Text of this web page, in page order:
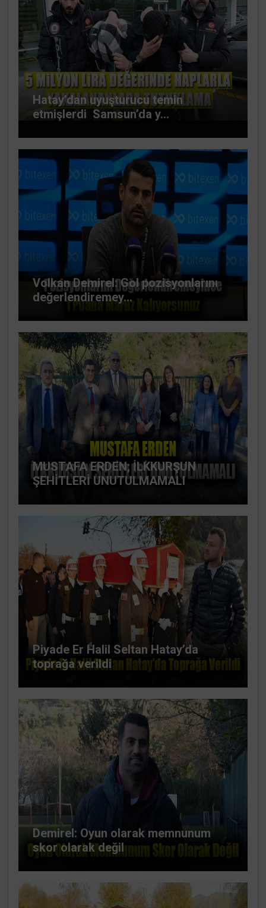
Hatay’dan uyuşturucu temin
etmişlerdi Samsun’da y...
Volkan Demirel: Gol pozisyonlarını
değerlendiremey...
MUSTAFA ERDEN; İLKKURŞUN
ŞEHİTLERİ UNUTULMAMALI
Piyade Er Halil Seltan Hatay’da
toprağa verildi
Demirel: Oyun olarak memnunum
skor olarak değil